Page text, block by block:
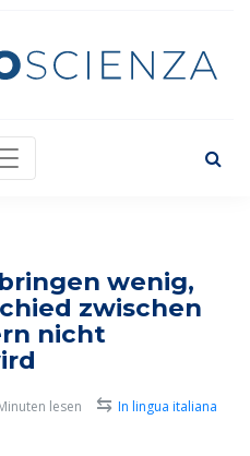
wenig,
zwischen
nicht
lesen ⇆ In lingua italiana